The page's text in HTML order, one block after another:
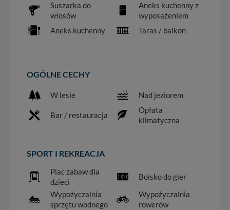
Suszarka do
włosów
Aneks kuchenny z
wyposażeniem
Aneks kuchenny
Taras / balkon
OGÓLNE CECHY
W lesie Nad jeziorem
Bar / restauracja
Opłata
klimatyczna
SPORT I REKREACJA
Plac zabaw dla
dzieci
Boisko do gier
Wypożyczalnia
sprzętu wodnego
Wypożyczalnia
rowerów